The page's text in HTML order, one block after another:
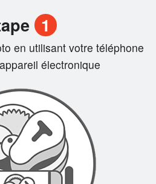
Rechercher
1
en utilisant votre téléphone
électronique